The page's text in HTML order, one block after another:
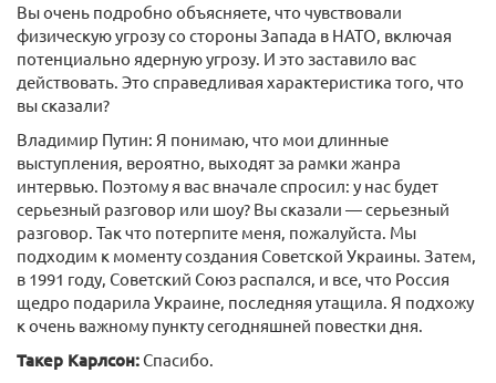
Вы очень подробно объясняете, что чувствовали
физическую угрозу со стороны Запада в НАТО, включая
потенциально ядерную угрозу. И это заставило вас
действовать. Это справедливая характеристика того, что
вы сказали?
Владимир Путин: Я понимаю, что мои длинные
выступления, вероятно, выходят за рамки жанра
интервью. Поэтому я вас вначале спросил: у нас будет
серьезный разговор или шоу? Вы сказали — серьезный
разговор. Так что потерпите меня, пожалуйста. Мы
подходим к моменту создания Советской Украины. Затем,
в 1991 году, Советский Союз распался, и все, что Россия
щедро подарила Украине, последняя утащила. Я подхожу
к очень важному пункту сегодняшней повестки дня.
Такер Карлсон: Спасибо.